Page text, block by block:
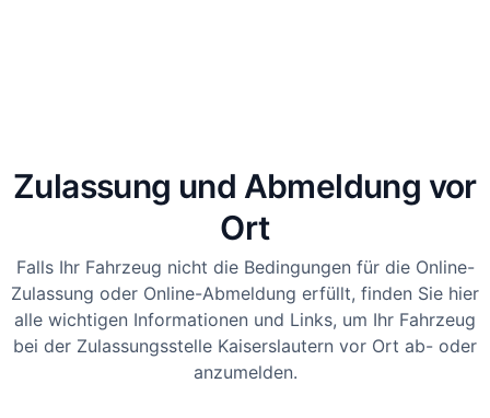
Zulassung und Abmeldung vor
Ort
Falls Ihr Fahrzeug nicht die Bedingungen für die Online-
Zulassung oder Online-Abmeldung erfüllt, finden Sie hier
alle wichtigen Informationen und Links, um Ihr Fahrzeug
bei der Zulassungsstelle Kaiserslautern vor Ort ab- oder
anzumelden.